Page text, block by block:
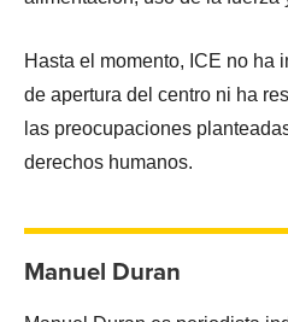
Hasta el momento, ICE no ha
de apertura del centro ni ha
las preocupaciones
derechos humanos.
Manuel Duran